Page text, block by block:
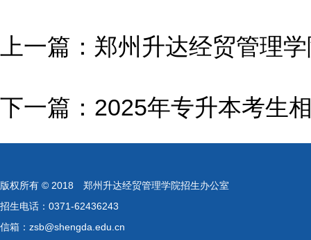
上一篇：郑州升达经贸管理
下一篇：2025年专升本考生
版权所有 © 2018 郑州升达经贸管理学院招生办公室
招生电话：0371-62436243
信箱：zsb@shengda.edu.cn